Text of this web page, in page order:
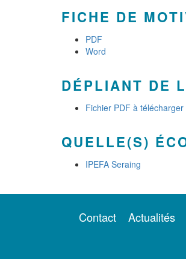
FICHE DE
PDF
Word
DÉPLIANT DE
Fichier PDF à télécharger
QUELLE(S)
IPEFA Seraing
Contact Actualités